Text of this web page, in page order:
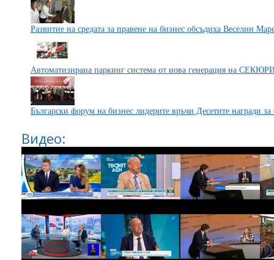
Развитие на средата за правене на бизнес обсъдиха Веселин
Автоматизирана паркинг система от нова генерация на
Български форум на бизнес лидерите връчи Десетите награди за
Видео: